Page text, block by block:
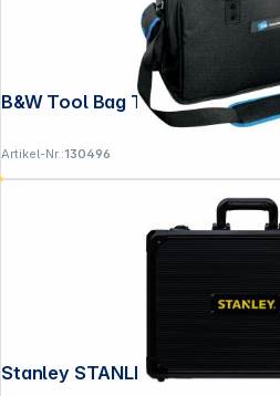
B&W Tool Bag TEX.253 Service
Artikel-Nr.:130496
Stanley STANLEY Werkzeugset